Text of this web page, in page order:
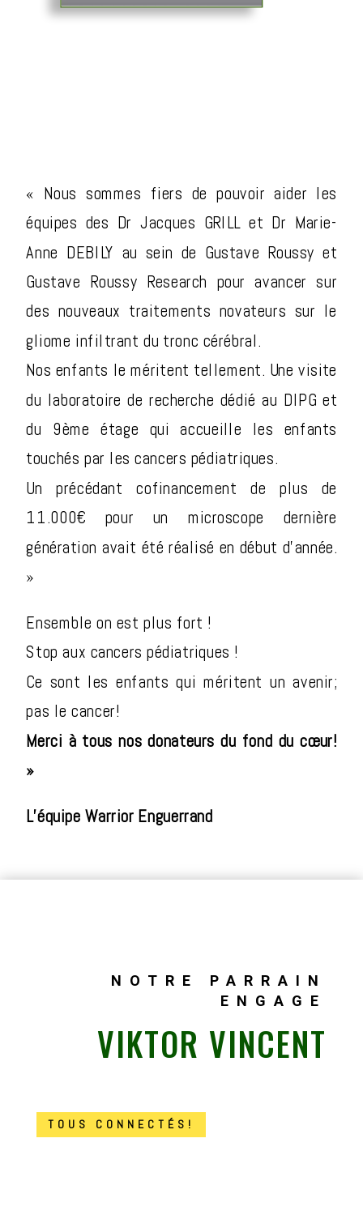
« Nous sommes fiers de pouvoir aider les
équipes des Dr Jacques GRILL et Dr Marie-
Anne DEBILY au sein de Gustave Roussy et
Gustave Roussy Research pour avancer sur
des nouveaux traitements novateurs sur le
gliome infiltrant du tronc cérébral.
Nos enfants le méritent tellement. Une visite
du laboratoire de recherche dédié au DIPG et
du 9ème étage qui accueille les enfants
touchés par les cancers pédiatriques.
Un précédant cofinancement de plus de
11.000€ pour un microscope dernière
génération avait été réalisé en début d’année.
»
Ensemble on est plus fort !
Stop aux cancers pédiatriques !
Ce sont les enfants qui méritent un avenir;
pas le cancer!
Merci à tous nos donateurs du fond du cœur!
»
L’équipe Warrior Enguerrand
NOTRE PARRAIN
ENGAGE
VIKTOR VINCENT
TOUS CONNECTÉS!